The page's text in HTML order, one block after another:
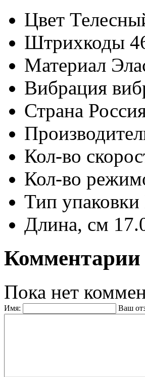
Цвет
Штрихкоды
Материал
Вибрация
Страна
Кол-во
Кол-во
Тип упаковки
Длина, см
Комментарии
Пока нет
Имя: Ваш